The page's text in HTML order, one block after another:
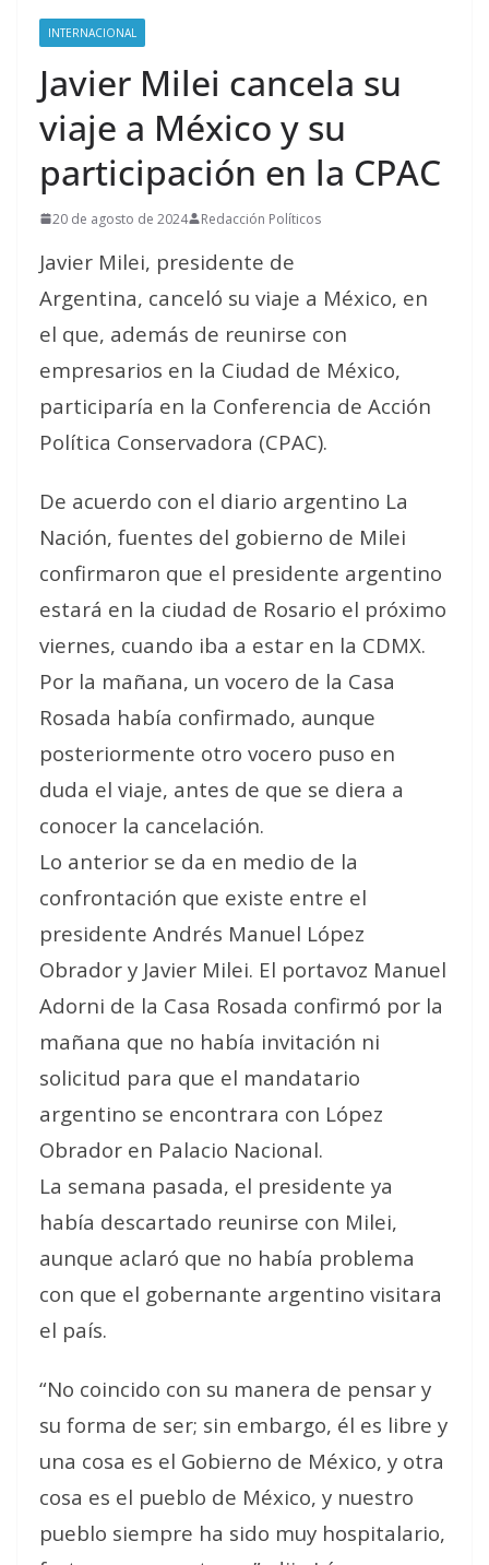
INTERNACIONAL
Javier Milei cancela su
viaje a México y su
participación en la CPAC
20 de agosto de 2024 Redacción Políticos
Javier Milei, presidente de
Argentina, canceló su viaje a México, en
el que, además de reunirse con
empresarios en la Ciudad de México,
participaría en la Conferencia de Acción
Política Conservadora (CPAC).
De acuerdo con el diario argentino La
Nación, fuentes del gobierno de Milei
confirmaron que el presidente argentino
estará en la ciudad de Rosario el próximo
viernes, cuando iba a estar en la CDMX.
Por la mañana, un vocero de la Casa
Rosada había confirmado, aunque
posteriormente otro vocero puso en
duda el viaje, antes de que se diera a
conocer la cancelación.
Lo anterior se da en medio de la
confrontación que existe entre el
presidente Andrés Manuel López
Obrador y Javier Milei. El portavoz Manuel
Adorni de la Casa Rosada confirmó por la
mañana que no había invitación ni
solicitud para que el mandatario
argentino se encontrara con López
Obrador en Palacio Nacional.
La semana pasada, el presidente ya
había descartado reunirse con Milei,
aunque aclaró que no había problema
con que el gobernante argentino visitara
el país.
“No coincido con su manera de pensar y
su forma de ser; sin embargo, él es libre y
una cosa es el Gobierno de México, y otra
cosa es el pueblo de México, y nuestro
pueblo siempre ha sido muy hospitalario,